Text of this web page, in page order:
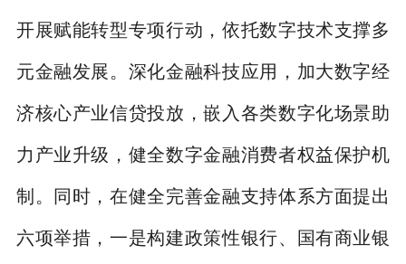
开展赋能转型专项行动，依托数字技术支撑多
元金融发展。深化金融科技应用，加大数字经
济核心产业信贷投放，嵌入各类数字化场景助
力产业升级，健全数字金融消费者权益保护机
制。同时，在健全完善金融支持体系方面提出
六项举措，一是构建政策性银行、国有商业银